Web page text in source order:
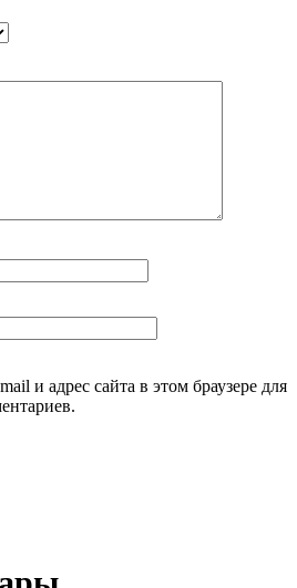
и адрес сайта в этом браузере для